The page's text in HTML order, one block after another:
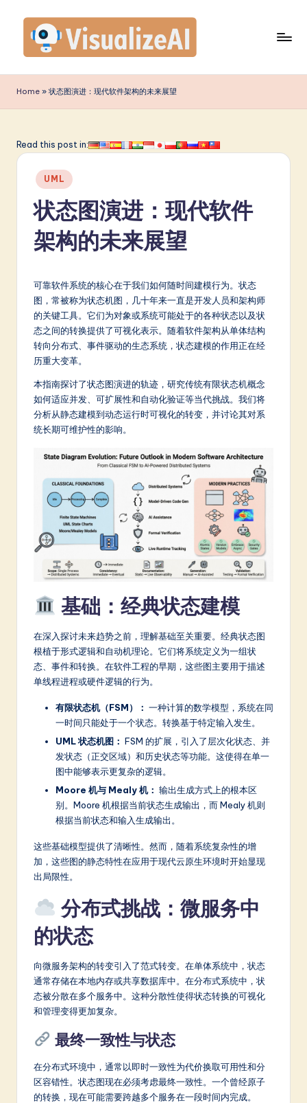
content
is
u
li
e
m
p
fi
d
o
ft
w
In
Home » 状态图演进：现代软件架构的未来展望
Read this post in:
Posted
in
UML
状态图演进：现代软件
架构的未来展望
可靠软件系统的核心在于我们如何随时间建模行为。状态
图，常被称为状态机图，几十年来一直是开发人员和架构师
的关键工具。它们为对象或系统可能处于的各种状态以及状
态之间的转换提供了可视化表示。随着软件架构从单体结构
转向分布式、事件驱动的生态系统，状态建模的作用正在经
历重大变革。
本指南探讨了状态图演进的轨迹，研究传统有限状态机概念
如何适应并发、可扩展性和自动化验证等当代挑战。我们将
分析从静态建模到动态运行时可视化的转变，并讨论其对系
统长期可维护性的影响。
基础：经典状态建模
在深入探讨未来趋势之前，理解基础至关重要。经典状态图
根植于形式逻辑和自动机理论。它们将系统定义为一组状
态、事件和转换。在软件工程的早期，这些图主要用于描述
单线程进程或硬件逻辑的行为。
有限状态机（FSM）： 一种计算的数学模型，系统在同
一时间只能处于一个状态。转换基于特定输入发生。
UML 状态机图： FSM 的扩展，引入了层次化状态、并
发状态（正交区域）和历史状态等功能。这使得在单一
图中能够表示更复杂的逻辑。
Moore 机与 Mealy 机： 输出生成方式上的根本区
别。Moore 机根据当前状态生成输出，而 Mealy 机则
根据当前状态和输入生成输出。
这些基础模型提供了清晰性。然而，随着系统复杂性的增
加，这些图的静态特性在应用于现代云原生环境时开始显现
出局限性。
分布式挑战：微服务中
的状态
向微服务架构的转变引入了范式转变。在单体系统中，状态
通常存储在本地内存或共享数据库中。在分布式系统中，状
态被分散在多个服务中。这种分散性使得状态转换的可视化
和管理变得更加复杂。
最终一致性与状态
在分布式环境中，通常以即时一致性为代价换取可用性和分
区容错性。状态图现在必须考虑最终一致性。一个曾经原子
的转换，现在可能需要跨越多个服务在一段时间内完成。